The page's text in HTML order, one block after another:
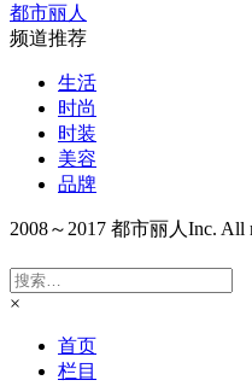
都市丽人
频道推荐
生活
时尚
时装
美容
品牌
2008～2017 都市丽人Inc. All
×
首页
栏目